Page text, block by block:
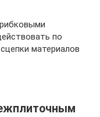
по
материалов